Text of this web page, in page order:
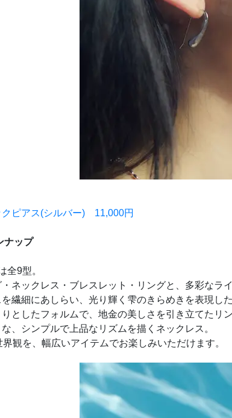
クピアス(シルバー) 11,000円
ナップ
全9型。
ネックレス・ブレスレット・リングと、多彩なラ
繊細にあしらい、光り輝く雫のきらめきを表現し
としたフォルムで、地金の美しさを引き立てたリン
、シンプルで上品なリズムを描くネックレス。
界観を、幅広いアイテムでお楽しみいただけます。